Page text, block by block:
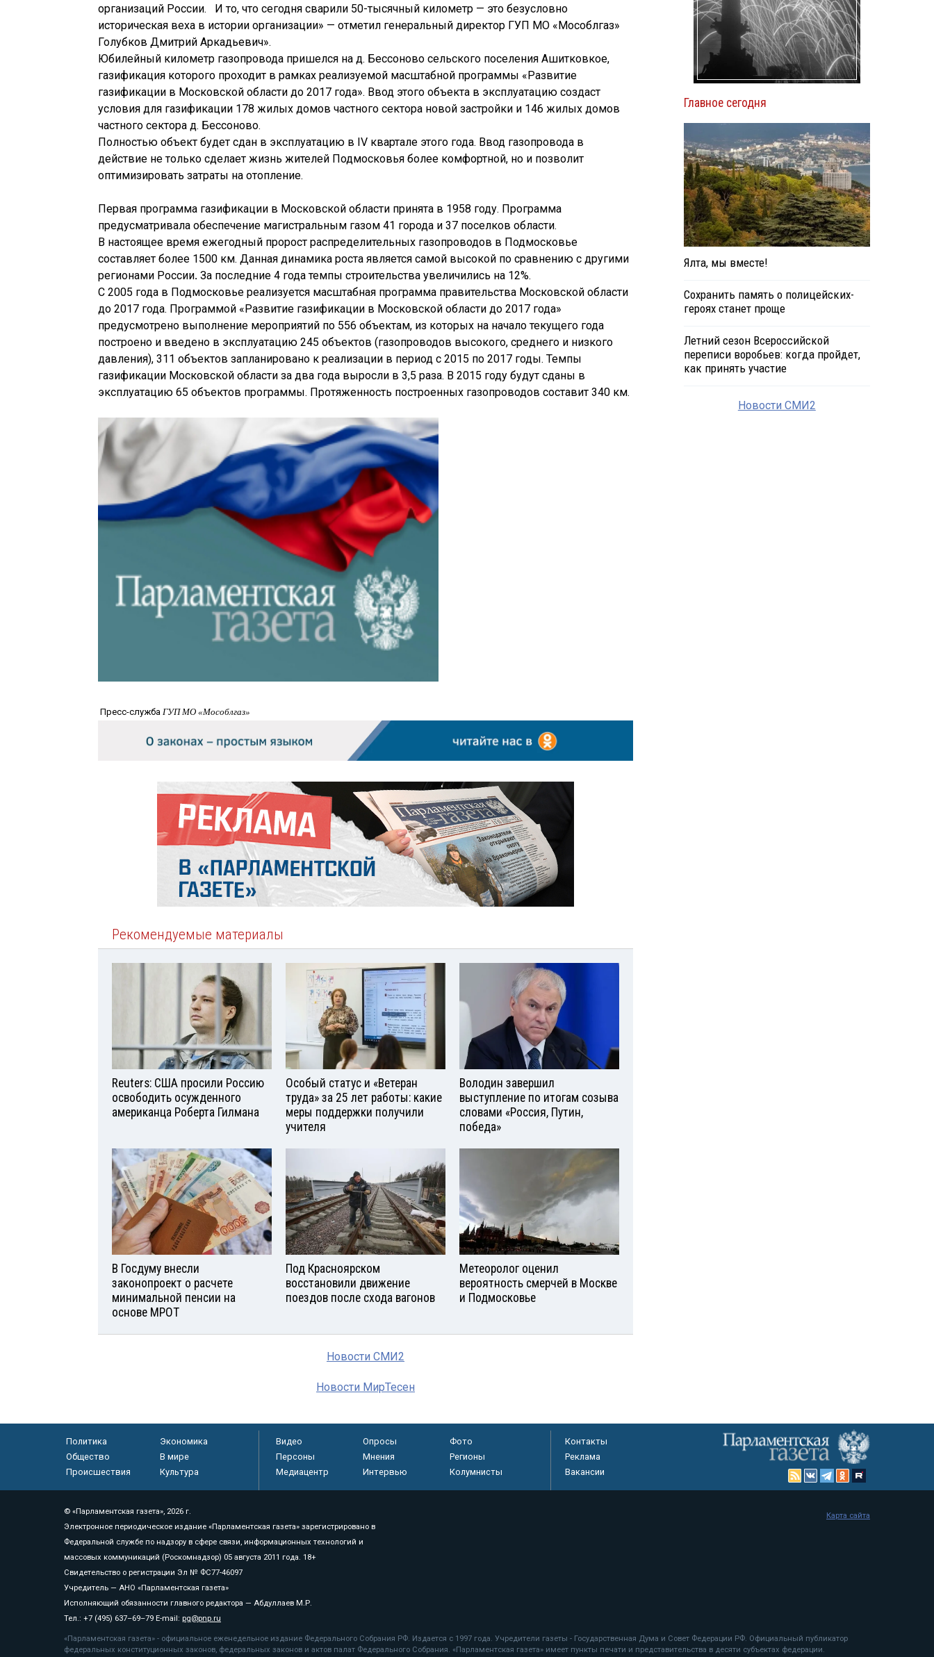
организаций России. И то, что сегодня сварили 50-тысячный километр — это безусловно
историческая веха в истории организации» — отметил генеральный директор ГУП МО «Мособлгаз»
Голубков Дмитрий Аркадьевич».
Юбилейный километр газопровода пришелся на д. Бессоново сельского поселения Ашитковкое,
газификация которого проходит в рамках реализуемой масштабной программы «Развитие
газификации в Московской области до 2017 года». Ввод этого объекта в эксплуатацию создаст
условия для газификации 178 жилых домов частного сектора новой застройки и 146 жилых домов
частного сектора д. Бессоново.
Полностью объект будет сдан в эксплуатацию в IV квартале этого года. Ввод газопровода в
действие не только сделает жизнь жителей Подмосковья более комфортной, но и позволит
оптимизировать затраты на отопление.
Первая программа газификации в Московской области принята в 1958 году. Программа
предусматривала обеспечение магистральным газом 41 города и 37 поселков области.
В настоящее время ежегодный пророст распределительных газопроводов в Подмосковье
составляет более 1500 км. Данная динамика роста является самой высокой по сравнению с другими
регионами России. За последние 4 года темпы строительства увеличились на 12%.
С 2005 года в Подмосковье реализуется масштабная программа правительства Московской области
до 2017 года. Программой «Развитие газификации в Московской области до 2017 года»
предусмотрено выполнение мероприятий по 556 объектам, из которых на начало текущего года
построено и введено в эксплуатацию 245 объектов (газопроводов высокого, среднего и низкого
давления), 311 объектов запланировано к реализации в период с 2015 по 2017 годы. Темпы
газификации Московской области за два года выросли в 3,5 раза. В 2015 году будут сданы в
эксплуатацию 65 объектов программы. Протяженность построенных газопроводов составит 340 км.
Пресс-служба ГУП МО «Мособлгаз»
Рекомендуемые материалы
Reuters: США просили Россию
освободить осужденного
американца Роберта Гилмана
Особый статус и «Ветеран
труда» за 25 лет работы: какие
меры поддержки получили
учителя
Володин завершил
выступление по итогам созыва
словами «Россия, Путин,
победа»
В Госдуму внесли
законопроект о расчете
минимальной пенсии на
основе МРОТ
Под Красноярском
восстановили движение
поездов после схода вагонов
Метеоролог оценил
вероятность смерчей в Москве
и Подмосковье
Новости СМИ2
Новости МирТесен
Главное сегодня
Ялта, мы вместе!
Сохранить память о полицейских-
героях станет проще
Летний сезон Всероссийской
переписи воробьев: когда пройдет,
как принять участие
Новости СМИ2
Политика
Экономика
Общество
В мире
Происшествия
Культура
Видео Опросы
Фото
Персоны
Мнения
Регионы
Медиацентр
Интервью Колумнисты
Контакты
Реклама
Вакансии
© «Парламентская газета», 2026 г.
Электронное периодическое издание «Парламентская газета» зарегистрировано в
Федеральной службе по надзору в сфере связи, информационных технологий и
массовых коммуникаций (Роскомнадзор) 05 августа 2011 года. 18+
Свидетельство о регистрации Эл № ФС77-46097
Учредитель — АНО «Парламентская газета»
Исполняющий обязанности главного редактора — Абдуллаев М.Р.
Тел.: +7 (495) 637–69–79 E-mail: pg@pnp.ru
«Парламентская газета» - официальное еженедельное издание Федерального Собрания РФ. Издается с 1997 года. Учредители газеты - Государственная Дума и Совет Федерации РФ. Официальный публикатор
федеральных конституционных законов, федеральных законов и актов палат Федерального Собрания. «Парламентская газета» имеет пункты печати и представительства в десяти субъектах федерации.
Карта сайта